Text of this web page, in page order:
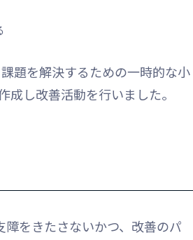
題を解決するための一時的な小
成し改善活動を行いました。
をきたさないかつ、改善のパ